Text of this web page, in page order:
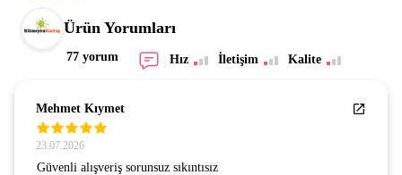
Ürün Yorumları
77 yorum Hız İletişim Kalite
Mehmet Kıymet
23.07.2026
Güvenli alışveriş sorunsuz sıkıntısız